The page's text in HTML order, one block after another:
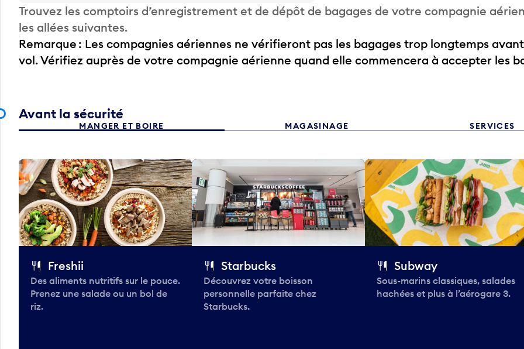
Trouvez les comptoirs d’enregistrement et de dépôt de bagages de votre compagnie
les allées suivantes.
Remarque : Les compagnies aériennes ne vérifieront pas les bagages trop longtemps
vol. Vérifiez auprès de votre compagnie aérienne quand elle commencera à accepter les
Avant la sécurité
MANGER ET BOIRE MAGASINAGE SERVICES
Freshii
Des aliments nutritifs sur le pouce.
Prenez une salade ou un bol de
riz.
Starbucks
Découvrez votre boisson
personnelle parfaite chez
Starbucks.
Subway
Sous-marins classiques, salades
hachées et plus à l’aérogare 3.